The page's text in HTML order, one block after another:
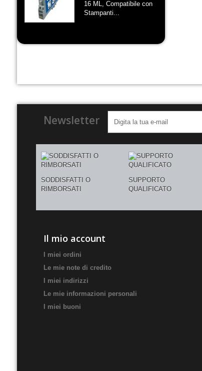
16 ML, Compatibile con
Stampanti...
Newsletter
SODDISFATTI O
RIMBORSATI
SUPPORTO
QUALIFICATO
Il mio account
I miei ordini
Le mie note di credito
I miei indirizzi
Le mie informazioni personali
I miei buoni